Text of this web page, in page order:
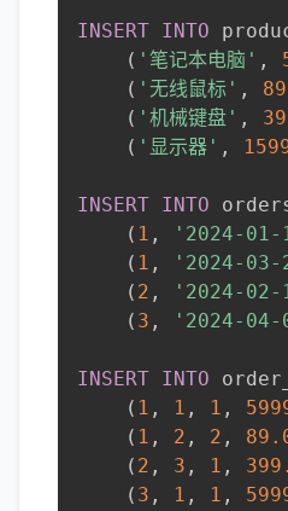
INSERT INTO
( '笔记本电脑' ,
( '无线鼠标' ,
( '机械键盘' ,
( '显示器' ,
INSERT INTO
( 1 , '2024-01-
( 1 , '2024-03-
( 2 , '2024-02-
( 3 , '2024-04-
INSERT INTO
( 1 , 1 , 1 ,
( 1 , 2 , 2 ,
( 2 , 3 , 1 ,
( 3 , 1 , 1 ,